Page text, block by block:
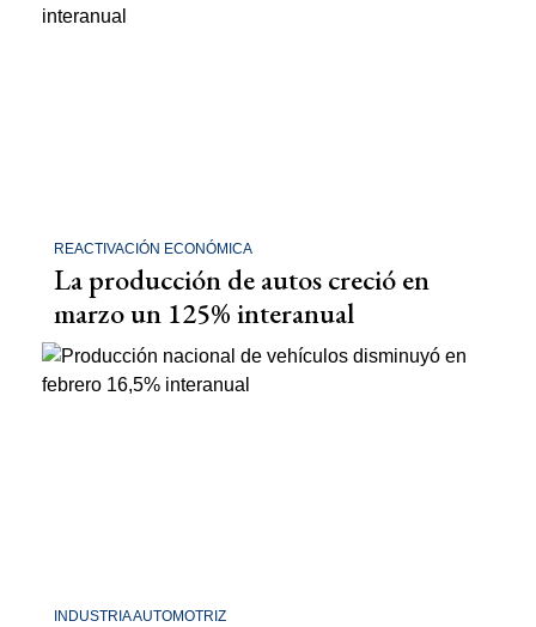
REACTIVACIÓN ECONÓMICA
La producción de autos creció en
marzo un 125% interanual
INDUSTRIA AUTOMOTRIZ